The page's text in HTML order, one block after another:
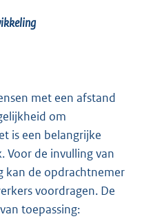
met een afstand
om
is een belangrijke
Voor de invulling van
kan de opdrachtnemer
voordragen. De
toepassing: